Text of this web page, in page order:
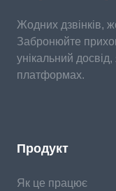
Жодних дзвінків,
Забронюйте
унікальний
платформах.
Продукт
Як це працює